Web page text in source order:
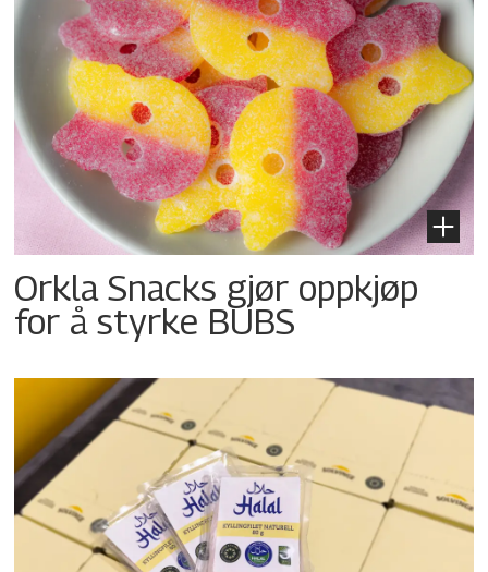
Orkla Snacks gjør oppkjøp
for å styrke BUBS